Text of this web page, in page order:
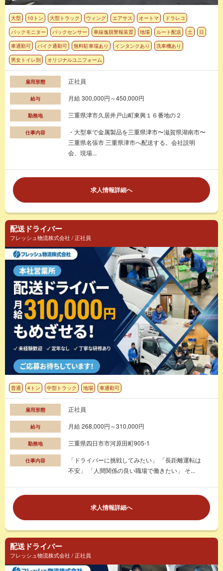
大型 10トン 大型トラック ウィング エアサス オートマ
ドラレコ
バックモニター
バックセンサー 車線逸脱警報装置 地場 ルート配送 土
日
車通勤可
バイク通勤可 無料駐車場あり インタンクあり
洗車機あり
男女トイレ別
オリジナルユニフォーム
雇用形態 正社員
給与 月給 300,000円～450,000円
勤務地 三重県津市久居井戸山町東興１６番地の２
仕事内容
・大型車で金属製品を三重県津市〜滋賀県湖南市〜
三重県名張市 三重県津市へ配送する。会社説明
会、現場...
求人情報詳細へ
配送ドライバー
フレッシュ物流株式会社 / 正社員
普通 4トン 中型トラック 地場 車通勤可
雇用形態 正社員
給与 月給 268,000円～310,000円
勤務地 三重県四日市市河原田町905-1
仕事内容
「ドライバーに挑戦してみたい」 「長距離運転は
不安」 「人間関係の良い職場で働きたい」 そ...
求人情報詳細へ
配送ドライバー
フレッシュ物流株式会社 / 正社員